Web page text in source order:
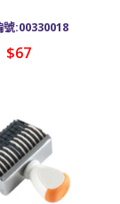
:00330018
$67